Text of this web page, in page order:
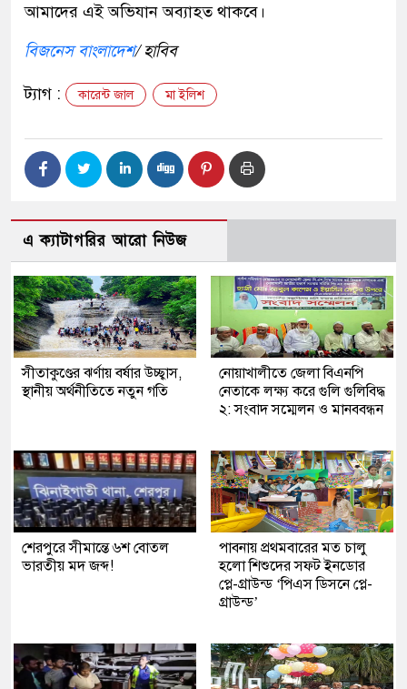
আমাদের এই অভিযান অব্যাহত থাকবে।
বিজনেস বাংলাদেশ/ হাবিব
ট্যাগ : কারেন্ট জাল মা ইলিশ
এ ক্যাটাগরির আরো নিউজ
সীতাকুণ্ডের ঝর্ণায় বর্ষার উচ্ছ্বাস,
স্থানীয় অর্থনীতিতে নতুন গতি
নোয়াখালীতে জেলা বিএনপি
নেতাকে লক্ষ্য করে গুলি গুলিবিদ্ধ
২: সংবাদ সম্মেলন ও মানববন্ধন
শেরপুরে সীমান্তে ৬শ বোতল
ভারতীয় মদ জব্দ!
পাবনায় প্রথমবারের মত চালু
হলো শিশুদের সফট ইনডোর
প্লে-গ্রাউন্ড ‘পিএস ডিসনে প্লে-
গ্রাউন্ড’